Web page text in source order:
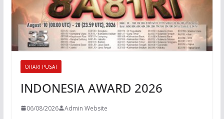
ORARI PUSAT
INDONESIA AWARD 2026
06/08/2026 Admin Website